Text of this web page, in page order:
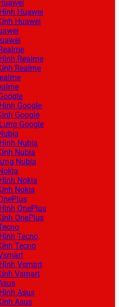
Huawei
Huawei
Realme
Realme
Google
Google
Google
Nubia
Nubia
Nubia
Nokia
Nokia
OnePlus
OnePlus
Tecno
Tecno
Vsmart
Vsmart
Asus
Asus